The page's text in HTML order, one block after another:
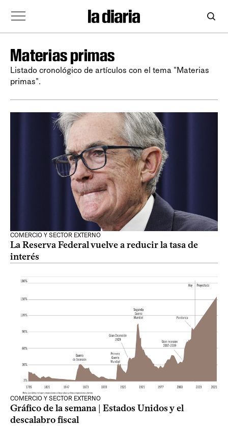
Materias primas
Listado cronológico de artículos con el tema "Materias
primas".
COMERCIO Y SECTOR EXTERNO
La Reserva Federal vuelve a reducir la tasa de
interés
COMERCIO Y SECTOR EXTERNO
Gráfico de la semana | Estados Unidos y el
descalabro fiscal